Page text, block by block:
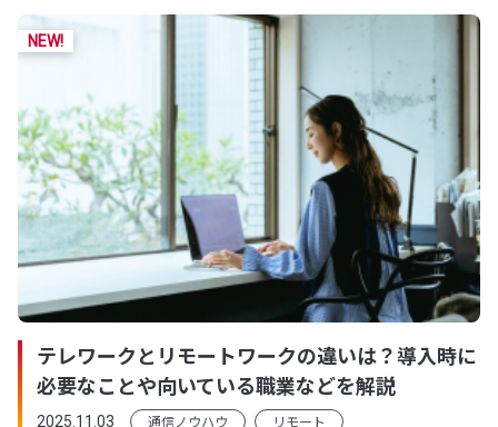
テレワークとリモートワークの違いは？導入時に
必要なことや向いている職業などを解説
2025.11.03 通信ノウハウ リモート